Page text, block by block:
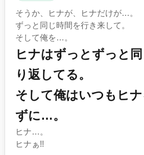
そうか、ヒナが、ヒナだけが…。
ずっと同じ時間を行き来して。
そして俺を…。
ヒナはずっとずっと
り返してる。
そして俺はいつもヒ
ずに…。
ヒナ…。
ヒナぁ!!